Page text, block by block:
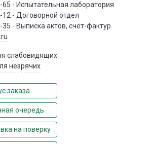
65 - Испытательная лаборатория
12 - Договорной отдел
35 - Выписка актов, счёт-фактур
слабовидящих
незрячих
заказа
очередь
на поверку